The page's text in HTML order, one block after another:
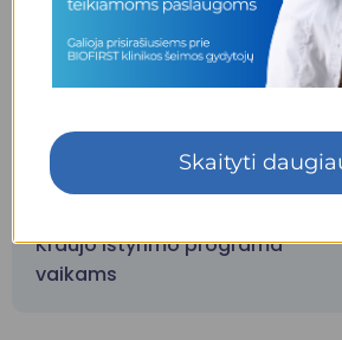
Kraujo ištyrimo programa
vaikams
Skaityti